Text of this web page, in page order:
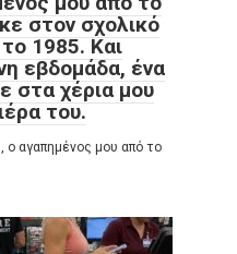
στον σχολικό
1985. Και
εβδομάδα, ένα
στα χέρια μου
του.
αγαπημένος μου από το